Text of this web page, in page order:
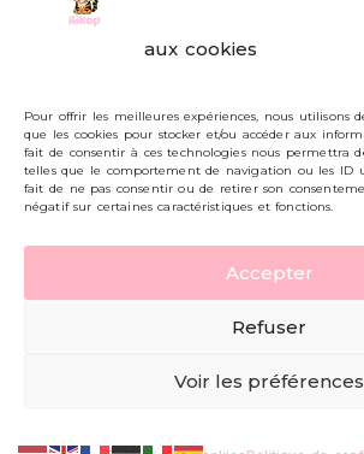
aux cookies
Pour offrir les meilleures expériences, nous utilisons
que les cookies pour stocker et/ou accéder aux
fait de consentir à ces technologies nous permettra
telles que le comportement de navigation ou les ID
fait de ne pas consentir ou de retirer son
négatif sur certaines caractéristiques et fonctions.
Accepter
Refuser
Voir les préférences
Livraisons et retours
Mon compte
Carte cadeau
Politique de confidentialité
Mentions légales - CGV
© AIKOP 2026, tous droits